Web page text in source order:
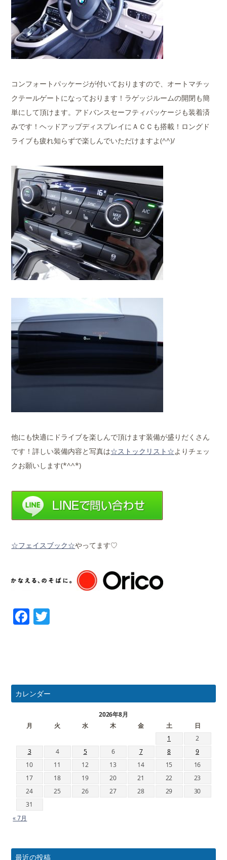
コンフォートパッケージが付いておりますので、オートマチッ
クテールゲートになっております！ラゲッジルームの開閉も簡
単にして頂けます。アドバンスセーフティパッケージも装着済
みです！ヘッドアップディスプレイにＡＣＣも搭載！ロングド
ライブも疲れ知らずで楽しんでいただけますよ(^^)/
他にも快適にドライブを楽しんで頂けます装備が盛りだくさん
です！詳しい装備内容と写真は☆ストックリスト☆よりチェッ
クお願いします(*^^*)
☆フェイスブック☆やってます♡
Facebook
カレンダー
2026年8月
月
火 水 木 金 土
日
1
2
3
4 5 6 7 8
9
10
11 12 13 14 15
16
17
18 19 20 21 22
23
24
25 26 27 28 29
30
31
« 7月
最近の投稿